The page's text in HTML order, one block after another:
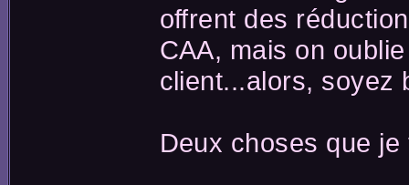
offrent des
CAA, mais on
client...alors, soyez
Deux choses que